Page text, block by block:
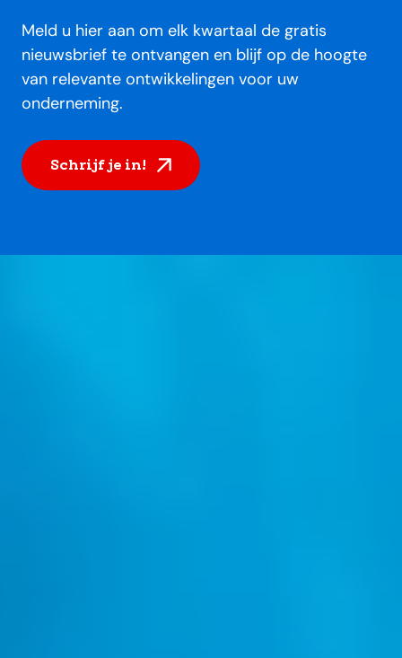
Meld u hier aan om elk kwartaal de gratis
nieuwsbrief te ontvangen en blijf op de hoogte
van relevante ontwikkelingen voor uw
onderneming.
Schrijf je in!